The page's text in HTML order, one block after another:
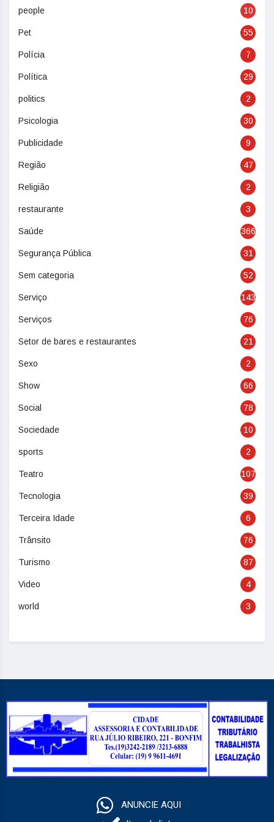
people 10
Pet 55
Polícia 7
Política 29
politics 2
Psicologia 30
Publicidade 9
Região 47
Religião 2
restaurante 3
Saúde 366
Segurança Pública 31
Sem categoria 52
Serviço 143
Serviços 76
Setor de bares e restaurantes 21
Sexo 2
Show 66
Social 78
Sociedade 10
sports 2
Teatro 107
Tecnologia 39
Terceira Idade 6
Trânsito 76
Turismo 87
Video 4
world 3
ANUNCIE AQUI